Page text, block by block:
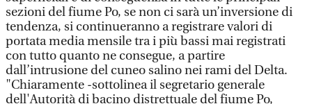
sezioni del fiume Po, se non ci sarà un’inversione di
tendenza, si continueranno a registrare valori di
portata media mensile tra i più bassi mai registrati
con tutto quanto ne consegue, a partire
dall’intrusione del cuneo salino nei rami del Delta.
"Chiaramente -sottolinea il segretario generale
dell'Autorità di bacino distrettuale del fiume Po,